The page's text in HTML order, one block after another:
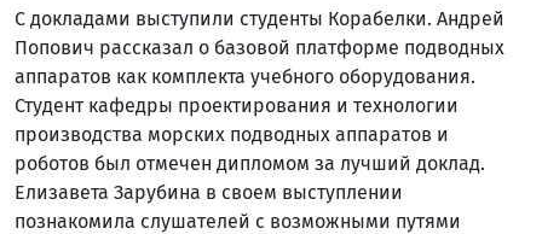
С докладами выступили студенты Корабелки. Андрей
Попович рассказал о базовой платформе подводных
аппаратов как комплекта учебного оборудования.
Студент кафедры проектирования и технологии
производства морских подводных аппаратов и
роботов был отмечен дипломом за лучший доклад.
Елизавета Зарубина в своем выступлении
познакомила слушателей с возможными путями